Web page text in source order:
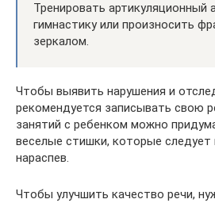
Тренировать артикуляционный
гимнастику или произносить
зеркалом.
Чтобы выявить нарушения и
рекомендуется записывать свою
занятий с ребенком можно
веселые стишки, которые следует
нараспев.
Чтобы улучшить качество речи,